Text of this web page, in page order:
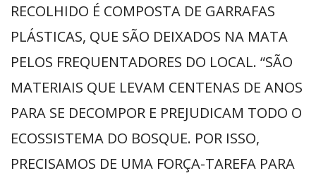
RECOLHIDO É COMPOSTA DE GARRAFAS
PLÁSTICAS, QUE SÃO DEIXADOS NA MATA
PELOS FREQUENTADORES DO LOCAL. “SÃO
MATERIAIS QUE LEVAM CENTENAS DE ANOS
PARA SE DECOMPOR E PREJUDICAM TODO O
ECOSSISTEMA DO BOSQUE. POR ISSO,
PRECISAMOS DE UMA FORÇA-TAREFA PARA